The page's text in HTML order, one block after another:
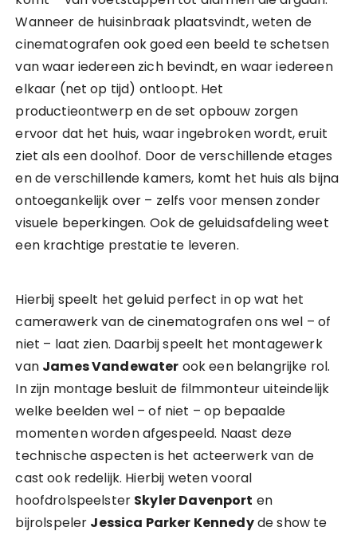
Wanneer de huisinbraak plaatsvindt, weten de
cinematografen ook goed een beeld te schetsen
van waar iedereen zich bevindt, en waar iedereen
elkaar (net op tijd) ontloopt. Het
productieontwerp en de set opbouw zorgen
ervoor dat het huis, waar ingebroken wordt, eruit
ziet als een doolhof. Door de verschillende etages
en de verschillende kamers, komt het huis als bijna
ontoegankelijk over – zelfs voor mensen zonder
visuele beperkingen. Ook de geluidsafdeling weet
een krachtige prestatie te leveren.
Hierbij speelt het geluid perfect in op wat het
camerawerk van de cinematografen ons wel – of
niet – laat zien. Daarbij speelt het montagewerk
van James Vandewater ook een belangrijke rol.
In zijn montage besluit de filmmonteur uiteindelijk
welke beelden wel – of niet – op bepaalde
momenten worden afgespeeld. Naast deze
technische aspecten is het acteerwerk van de
cast ook redelijk. Hierbij weten vooral
hoofdrolspeelster Skyler Davenport en
bijrolspeler Jessica Parker Kennedyde show te